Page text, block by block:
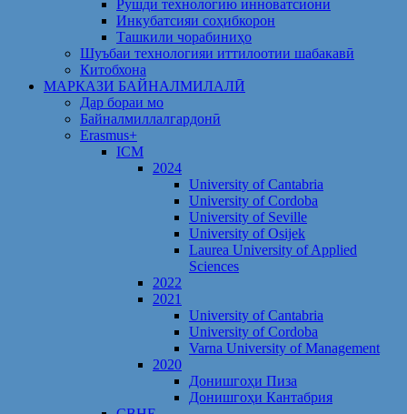
Рушди технологию инноватсионӣ
Инкубатсияи соҳибкорон
Ташкили чорабиниҳо
Шуъбаи технологияи иттилоотии шабакавӣ
Китобхона
МАРКАЗИ БАЙНАЛМИЛАЛӢ
Дар бораи мо
Байналмиллалгардонӣ
Erasmus+
ICM
2024
University of Cantabria
University of Cordoba
University of Seville
University of Osijek
Laurea University of Applied
Sciences
2022
2021
University of Cantabria
University of Cordoba
Varna University of Management
2020
Донишгоҳи Пиза
Донишгоҳи Кантабрия